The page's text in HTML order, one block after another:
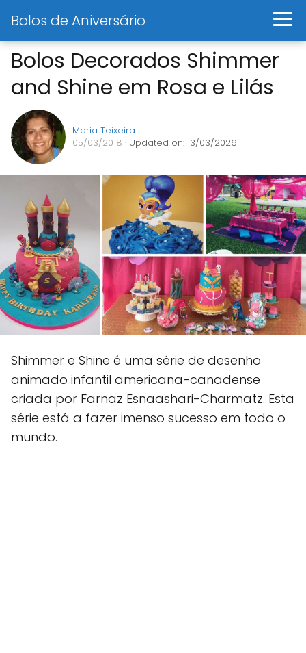
Bolos de Aniversário
Bolos Decorados Shimmer
and Shine em Rosa e Lilás
Maria Teixeira
05/03/2018 · Updated on: 13/03/2026
Shimmer e Shine é uma série de desenho
animado infantil americana-canadense
criada por Farnaz Esnaashari-Charmatz. Esta
série está a fazer imenso sucesso em todo o
mundo.